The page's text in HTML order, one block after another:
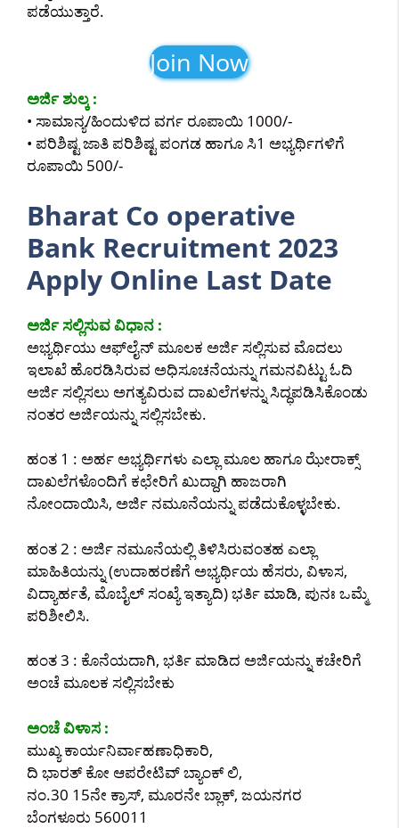
ಪಡೆಯುತ್ತಾರೆ.
Join Now
ಅರ್ಜಿ ಶುಲ್ಕ :
• ಸಾಮಾನ್ಯ/ಹಿಂದುಳಿದ ವರ್ಗ ರೂಪಾಯಿ 1000/-
• ಪರಿಶಿಷ್ಟ ಜಾತಿ ಪರಿಶಿಷ್ಟ ಪಂಗಡ ಹಾಗೂ ಸಿ1 ಅಭ್ಯರ್ಥಿಗಳಿಗೆ
ರೂಪಾಯಿ 500/-
Bharat Co operative
Bank Recruitment 2023
Apply Online Last Date
ಅರ್ಜಿ ಸಲ್ಲಿಸುವ ವಿಧಾನ :
ಅಭ್ಯರ್ಥಿಯು ಆಫ್‌ಲೈನ್‌ ಮೂಲಕ ಅರ್ಜಿ ಸಲ್ಲಿಸುವ ಮೊದಲು
ಇಲಾಖೆ ಹೊರಡಿಸಿರುವ ಅಧಿಸೂಚನೆಯನ್ನು ಗಮನವಿಟ್ಟು ಓದಿ
ಅರ್ಜಿ ಸಲ್ಲಿಸಲು ಅಗತ್ಯವಿರುವ ದಾಖಲೆಗಳನ್ನು ಸಿದ್ಧಪಡಿಸಿಕೊಂಡು
ನಂತರ ಅರ್ಜಿಯನ್ನು ಸಲ್ಲಿಸಬೇಕು.
ಹಂತ 1 : ಅರ್ಹ ಅಭ್ಯರ್ಥಿಗಳು ಎಲ್ಲಾ ಮೂಲ ಹಾಗೂ ಝೇರಾಕ್ಸ್
ದಾಖಲೆಗಳೊಂದಿಗೆ ಕಛೇರಿಗೆ ಖುದ್ದಾಗಿ ಹಾಜರಾಗಿ
ನೋಂದಾಯಿಸಿ, ಅರ್ಜಿ ನಮೂನೆಯನ್ನು ಪಡೆದುಕೊಳ್ಳಬೇಕು.
ಹಂತ 2 : ಅರ್ಜಿ ನಮೂನೆಯಲ್ಲಿ ತಿಳಿಸಿರುವಂತಹ ಎಲ್ಲಾ
ಮಾಹಿತಿಯನ್ನು (ಉದಾಹರಣೆಗೆ ಅಭ್ಯರ್ಥಿಯ ಹೆಸರು, ವಿಳಾಸ,
ವಿದ್ಯಾರ್ಹತೆ, ಮೊಬೈಲ್ ಸಂಖ್ಯೆ ಇತ್ಯಾದಿ) ಭರ್ತಿ ಮಾಡಿ, ಪುನಃ ಒಮ್ಮೆ
ಪರಿಶೀಲಿಸಿ.
ಹಂತ 3 : ಕೊನೆಯದಾಗಿ, ಭರ್ತಿ ಮಾಡಿದ ಅರ್ಜಿಯನ್ನು ಕಚೇರಿಗೆ
ಅಂಚೆ ಮೂಲಕ ಸಲ್ಲಿಸಬೇಕು
ಅಂಚೆ ವಿಳಾಸ :
ಮುಖ್ಯ ಕಾರ್ಯನಿರ್ವಾಹಣಾಧಿಕಾರಿ,
ದಿ ಭಾರತ್ ಕೋ ಆಪರೇಟಿವ್ ಬ್ಯಾಂಕ್ ಲಿ,
ನಂ.30 15ನೇ ಕ್ರಾಸ್, ಮೂರನೇ ಬ್ಲಾಕ್, ಜಯನಗರ
ಬೆಂಗಳೂರು 560011